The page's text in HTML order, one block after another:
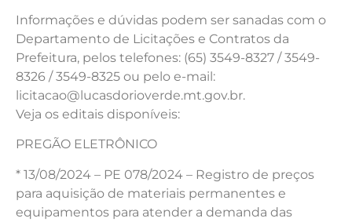
Informações e dúvidas podem ser sanadas com o
Departamento de Licitações e Contratos da
Prefeitura, pelos telefones: (65) 3549-8327 / 3549-
8326 / 3549-8325 ou pelo e-mail:
licitacao@lucasdorioverde.mt.gov.br.
Veja os editais disponíveis:
PREGÃO ELETRÔNICO
* 13/08/2024 – PE 078/2024 – Registro de preços
para aquisição de materiais permanentes e
equipamentos para atender a demanda das